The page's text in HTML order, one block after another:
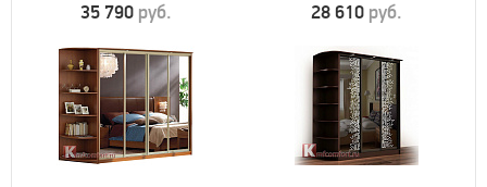
35 790 руб. 28 610 руб.